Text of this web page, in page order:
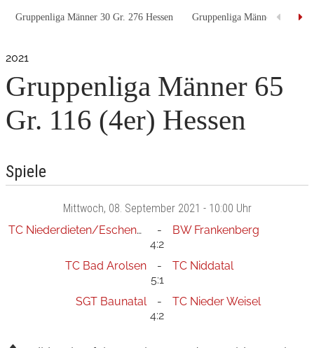
Gruppenliga Männer 30 Gr. 276 Hessen Gruppenliga Männer 30 Gr.
2021
Gruppenliga Männer 65
Gr. 116 (4er) Hessen
Spiele
Mittwoch, 08. September 2021 - 10:00 Uhr
TC Niederdieten/Eschenburg
BW Frankenberg
4:2
TC Bad Arolsen
TC Niddatal
5:1
SGT Baunatal
TC Nieder Weisel
4:2